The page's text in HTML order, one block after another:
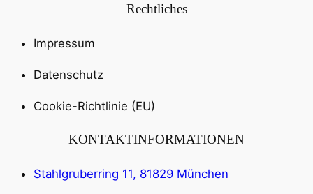
Rechtliches
Impressum
Datenschutz
Cookie-Richtlinie (EU)
KONTAKTINFORMATIONEN
Stahlgruberring 11, 81829 München